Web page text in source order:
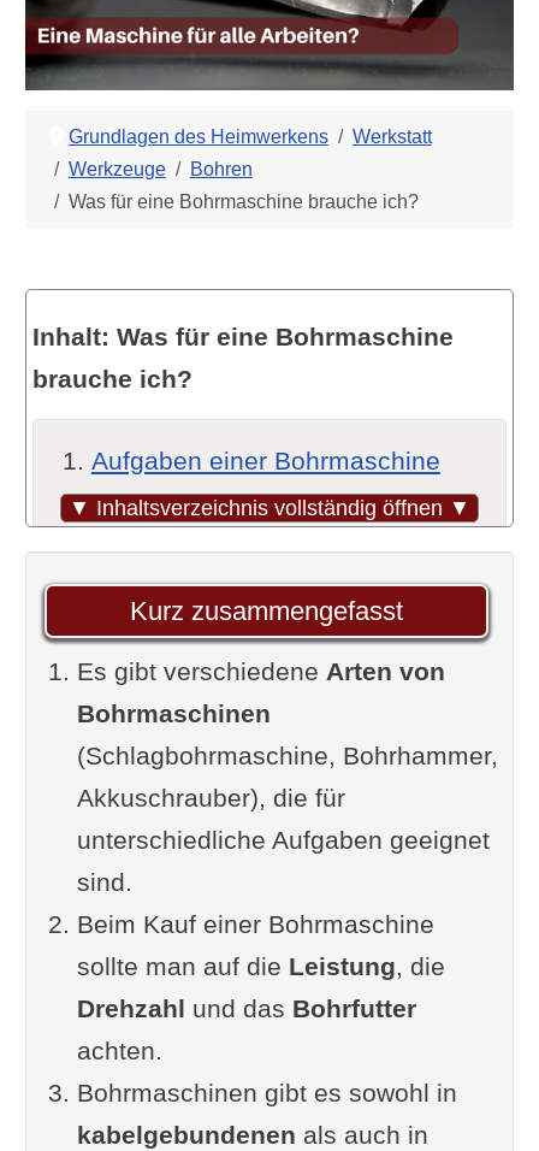
Grundlagen des Heimwerkens
Werkstatt
Werkzeuge
Bohren
Was für eine Bohrmaschine brauche ich?
▼ Inhaltsverzeichnis vollständig öffnen ▼
Inhalt: Was für eine Bohrmaschine
brauche ich?
Aufgaben einer Bohrmaschine
Worauf man beim Kauf einer
Bohrmaschine generell achten
sollte
Zusätzliche Funktionen
Kabelgebunden oder Akku?
Generell gilt
Der Allrounder: Die klassische
Bohrmaschine in Form des
Schlagbohrers
Darauf sollte beim Kauf
geachtet werden:
Fürs Grobe: Der Bohrhammer
Darauf sollte beim Kauf
geachtet werden:
Akkuschrauber mit
Schlagbohrfunktion (Akku
Kurz zusammengefasst
Es gibt verschiedene Arten von
Bohrmaschinen
(Schlagbohrmaschine, Bohrhammer,
Akkuschrauber), die für
unterschiedliche Aufgaben geeignet
sind.
Beim Kauf einer Bohrmaschine
sollte man auf die Leistung, die
Drehzahl und das Bohrfutter
achten.
Bohrmaschinen gibt es sowohl in
kabelgebundenen als auch in